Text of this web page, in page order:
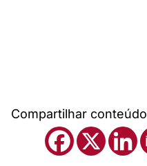
Compartilhar conteúdo